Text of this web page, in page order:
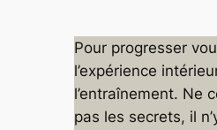
Pour progresser
l’expérience
l’entraînement. Ne
pas les secrets, il